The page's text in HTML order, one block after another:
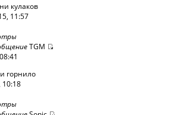
кулаков
11:57
TGM
горнило
10:18